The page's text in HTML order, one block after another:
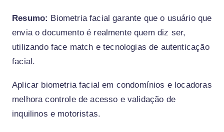
Resumo: Biometria facial garante que o usuário que
envia o documento é realmente quem diz ser,
utilizando face match e tecnologias de autenticação
facial.
Aplicar biometria facial em condomínios e locadoras
melhora controle de acesso e validação de
inquilinos e motoristas.